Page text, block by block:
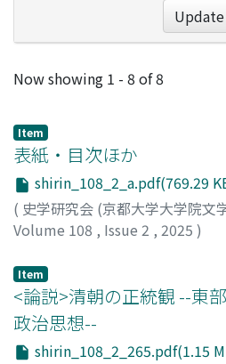
Update
Recent Submissions
Now showing 1 - 8 of 8
Item
表紙・目次ほか
shirin_108_2_a.pdf(769.29
( 史学研究会 (京都大学大学院文
Volume 108 , Issue 2 , 2025 )
Item
<論説>清朝の正統観 --東
政治思想--
shirin_108_2_265.pdf(1.15